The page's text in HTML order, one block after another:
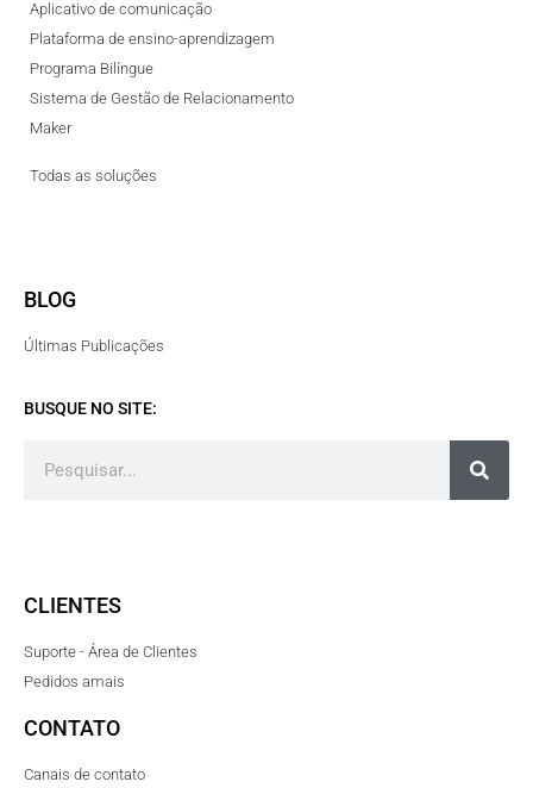
Aplicativo de comunicação
Plataforma de ensino-aprendizagem
Programa Bilíngue
Sistema de Gestão de Relacionamento
Maker
Todas as soluções
BLOG
Últimas Publicações
BUSQUE NO SITE:
CLIENTES
Suporte - Área de Clientes
Pedidos amais
CONTATO
Canais de contato